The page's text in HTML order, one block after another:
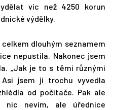
víc než 4250 korun
výdělky.
dlouhým seznamem
nepustila. Nakonec jsem
„Jak je to s těmi různými
Asi jsem ji trochu vyvedla
od počítače. Pak ale
nic nevím, ale úřednice